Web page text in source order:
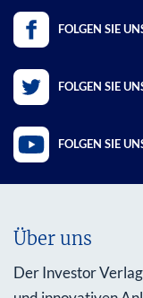
FOLGEN SIE
FOLGEN SIE
FOLGEN SIE
Über uns
Der Investor